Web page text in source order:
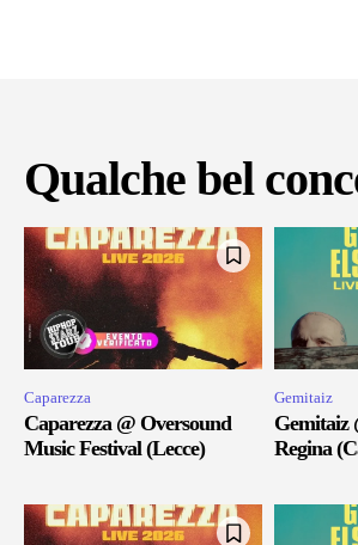
Qualche bel
Caparezza
Caparezza @ Oversound
Music Festival (Lecce)
Gemitaiz
Gemitaiz
Regina